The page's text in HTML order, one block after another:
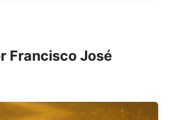
Francisco José